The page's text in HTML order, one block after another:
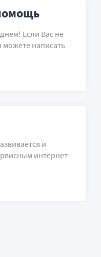
Если Вас не
написать
и
интернет-